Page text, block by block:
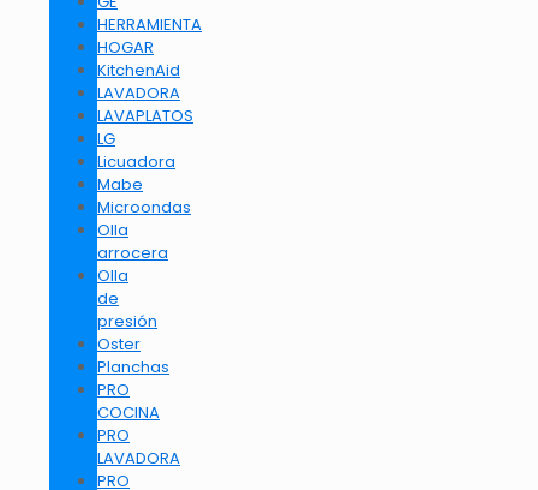
HERRAMIENTA
HOGAR
KitchenAid
LAVADORA
LAVAPLATOS
LG
Licuadora
Mabe
Microondas
Olla
arrocera
Olla
de
presión
Oster
Planchas
PRO
COCINA
PRO
LAVADORA
PRO